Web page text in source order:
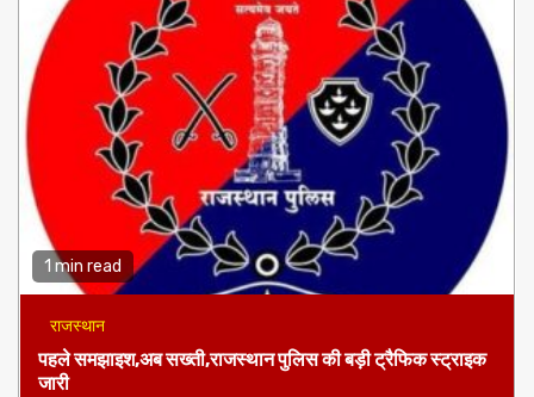
1 min read
राजस्थान
पहले समझाइश,अब सख्ती,राजस्थान पुलिस की बड़ी ट्रैफिक स्ट्राइक
जारी